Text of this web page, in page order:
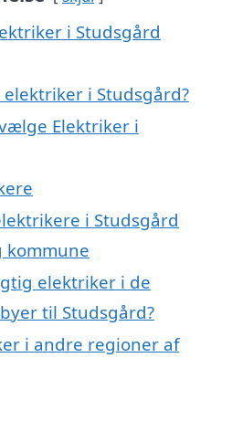
i Studsgård
i Studsgård?
Elektriker i
i Studsgård
kommune
elektriker i de
til Studsgård?
i andre regioner af